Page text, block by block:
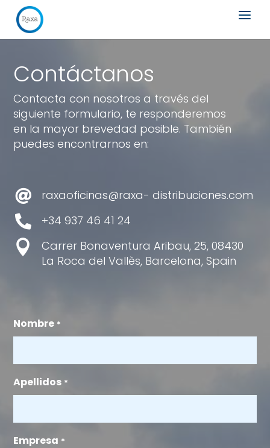
Búsqueda
de
productos
Contáctanos
Contacta con nosotros a través del
siguiente formulario, te responderemos
en la mayor brevedad posible. También
puedes encontrarnos en:
 raxaoficinas@raxa- distribuciones.com
 +34 937 46 41 24
 Carrer Bonaventura Aribau, 25,08430
La Roca del Vallès, Barcelona, Spain
Nombre *
Apellidos *
Empresa *